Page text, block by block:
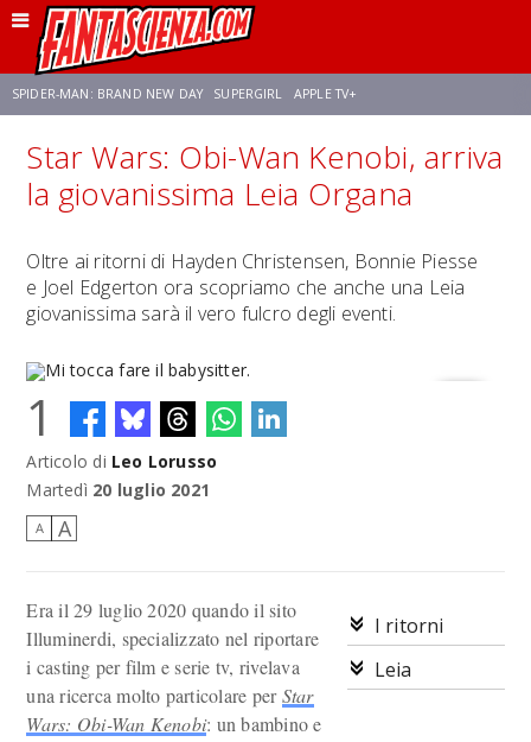
SPIDER-MAN: BRAND NEW DAY SUPERGIRL APPLE TV+
FRANCO RICCIARDIELLO ZENDAYA STAR TREK AVENGERS: DOOMSDAY
Star Wars: Obi-Wan Kenobi, arriva
la giovanissima Leia Organa
Oltre ai ritorni di Hayden Christensen, Bonnie Piesse
e Joel Edgerton ora scopriamo che anche una Leia
giovanissima sarà il vero fulcro degli eventi.
Mi tocca fare il babysitter.
1
Articolo di Leo Lorusso
Martedì 20 luglio 2021
A A
I ritorni
Leia
Era il 29 luglio 2020 quando il sito
Illuminerdi, specializzato nel riportare
i casting per film e serie tv, rivelava
una ricerca molto particolare perStar
Wars: Obi-Wan Kenobi: un bambino e